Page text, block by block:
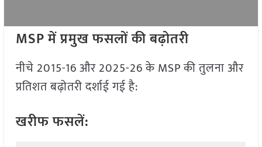
MSP में प्रमुख फसलों की बढ़ोतरी
नीचे 2015-16 और 2025-26 के MSP की तुलना और
प्रतिशत बढ़ोतरी दर्शाई गई है:
खरीफ फसलें: